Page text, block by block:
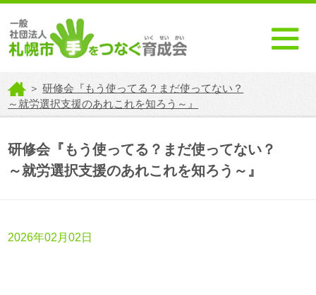
＞研修会『もう使ってる？まだ使ってない？
～就労選択支援のあれこれを知ろう～』
研修会『もう使ってる？まだ使ってない？
～就労選択支援のあれこれを知ろう～』
2026年02月02日